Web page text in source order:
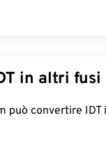
in altri fusi
può convertire